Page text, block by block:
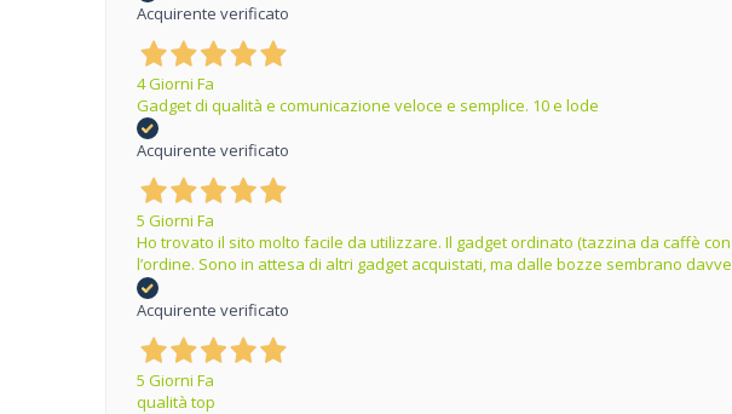
Acquirente verificato
4 Giorni Fa
Gadget di qualità e comunicazione veloce e semplice. 10 e lode
Acquirente verificato
5 Giorni Fa
Ho trovato il sito molto facile da utilizzare. Il gadget ordinato (tazzina da caffè
l’ordine. Sono in attesa di altri gadget acquistati, ma dalle bozze sembrano
Acquirente verificato
5 Giorni Fa
qualità top